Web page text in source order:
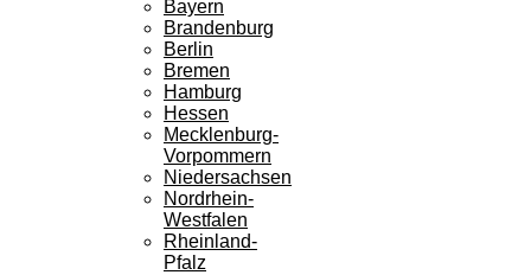
Bayern
Brandenburg
Berlin
Bremen
Hamburg
Hessen
Mecklenburg-
Vorpommern
Niedersachsen
Nordrhein-
Westfalen
Rheinland-
Pfalz